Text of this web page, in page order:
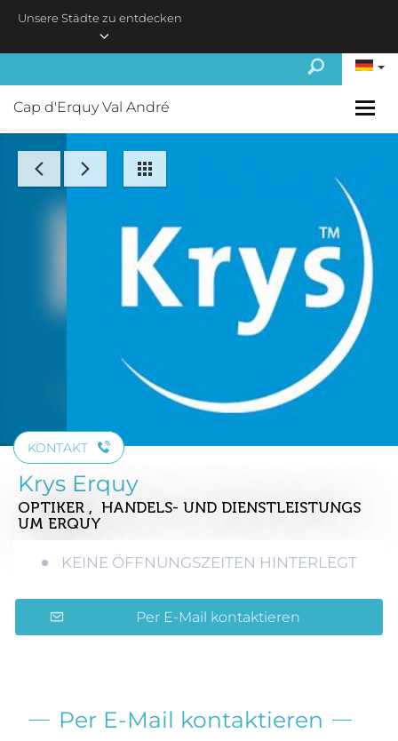
Unsere Städte zu entdecken
Cap d'Erquy Val André
KONTAKT
Krys Erquy
OPTIKER , HANDELS- UND DIENSTLEISTUNGS
UM ERQUY
KEINE ÖFFNUNGSZEITEN HINTERLEGT
Per E-Mail kontaktieren
Per E-Mail kontaktieren